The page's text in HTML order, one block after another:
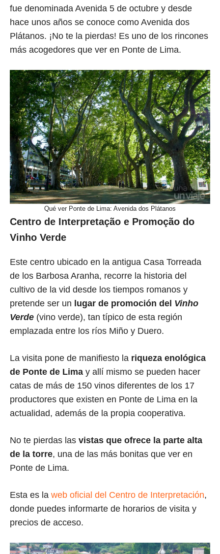
fue denominada Avenida 5 de octubre y desde
hace unos años se conoce como Avenida dos
Plátanos. ¡No te la pierdas! Es uno de los rincones
más acogedores que ver en Ponte de Lima.
Qué ver Ponte de Lima: Avenida dos Plátanos
Centro de Interpretação e Promoção do
Vinho Verde
Este centro ubicado en la antigua Casa Torreada
de los Barbosa Aranha, recorre la historia del
cultivo de la vid desde los tiempos romanos y
pretende ser un lugar de promoción del Vinho
Verde (vino verde), tan típico de esta región
emplazada entre los ríos Miño y Duero.
La visita pone de manifiesto la riqueza enológica
de Ponte de Lima y allí mismo se pueden hacer
catas de más de 150 vinos diferentes de los 17
productores que existen en Ponte de Lima en la
actualidad, además de la propia cooperativa.
No te pierdas las vistas que ofrece la parte alta
de la torre, una de las más bonitas que ver en
Ponte de Lima.
Esta es la web oficial del Centro de Interpretación,
donde puedes informarte de horarios de visita y
precios de acceso.